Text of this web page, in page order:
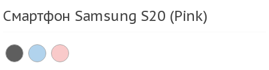
Смартфон Samsung S20 (Pink)